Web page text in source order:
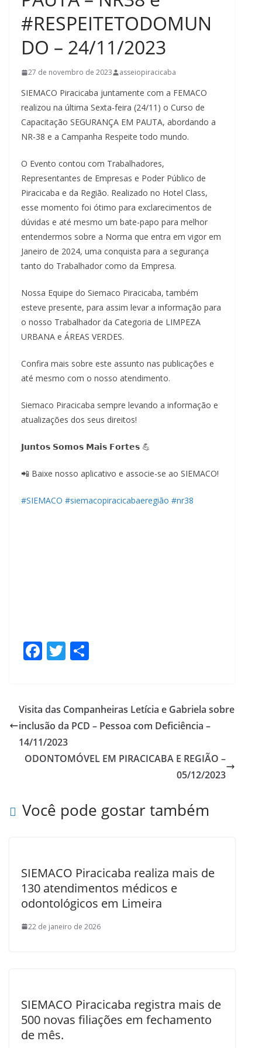
#RESPEITETODOMUN
DO – 24/11/2023
27 de novembro de 2023 asseiopiracicaba
SIEMACO Piracicaba juntamente com a FEMACO
realizou na última Sexta-feira (24/11) o Curso de
Capacitação SEGURANÇA EM PAUTA, abordando a
NR-38 e a Campanha Respeite todo mundo.
O Evento contou com Trabalhadores,
Representantes de Empresas e Poder Público de
Piracicaba e da Região. Realizado no Hotel Class,
esse momento foi ótimo para exclarecimentos de
dúvidas e até mesmo um bate-papo para melhor
entendermos sobre a Norma que entra em vigor em
Janeiro de 2024, uma conquista para a segurança
tanto do Trabalhador como da Empresa.
Nossa Equipe do Siemaco Piracicaba, também
esteve presente, para assim levar a informação para
o nosso Trabalhador da Categoria de LIMPEZA
URBANA e ÁREAS VERDES.
Confira mais sobre este assunto nas publicações e
até mesmo com o nosso atendimento.
Siemaco Piracicaba sempre levando a informação e
atualizações dos seus direitos!
𝗝𝘂𝗻𝘁𝗼𝘀 𝗦𝗼𝗺𝗼𝘀 𝗠𝗮𝗶𝘀 𝗙𝗼𝗿𝘁𝗲𝘀 💪
📲 Baixe nosso aplicativo e associe-se ao SIEMACO!
#SIEMACO #siemacopiracicabaeregião #nr38
F
ac
b
o
o
k
T
w
er e
Visita das Companheiras Letícia e Gabriela sobre
inclusão da PCD – Pessoa com Deficiência –
14/11/2023
ODONTOMÓVEL EM PIRACICABA E REGIÃO –
05/12/2023
Você pode gostar também
SIEMACO Piracicaba realiza mais de
130 atendimentos médicos e
odontológicos em Limeira
22 de janeiro de 2026
SIEMACO Piracicaba registra mais de
500 novas filiações em fechamento
de mês.